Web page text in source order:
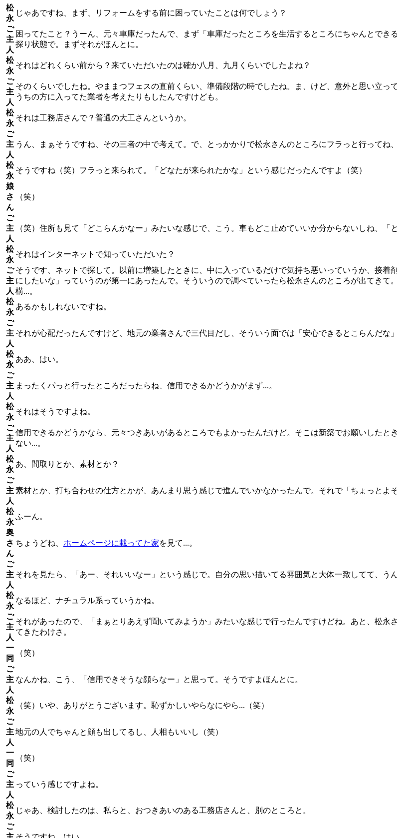
松
永
じゃあですね、まず、リフォームをする前に困っていたことは何でしょう？
ご
主
人
困ってたこと？うーん、元々車庫だったんで、まず「車庫だったところを生活するところにちゃんとで
探り状態で。まずそれがほんとに。
松
永
それはどれくらい前から？来ていただいたのは確か八月、九月くらいでしたよね？
ご
主
人
そのくらいでしたね。やままつフェスの直前くらい、準備段階の時でしたね。ま、けど、意外と思い立
うちの方に入ってた業者を考えたりもしたんですけども。
松
永
それは工務店さんで？普通の大工さんというか。
ご
主
人
うん、まぁそうですね、その三者の中で考えて。で、とっかかりで松永さんのところにフラっと行ってね
松
永
そうですね（笑）フラっと来られて。「どなたが来られたかな」という感じだったんですよ（笑）
娘
さ
ん
（笑）
ご
主
人
（笑）住所も見て「どこらんかなー」みたいな感じで、こう。車もどこ止めていいか分からないしね、「
松
永
それはインターネットで知っていただいた？
ご
主
人
そうです、ネットで探して。以前に増築したときに、中に入っているだけで気持ち悪いっていうか、接
にしたいな」っていうのが第一にあったんで。そういうので調べていったら松永さんのところが出てき
構...。
松
永
あるかもしれないですね。
ご
主
人
それが心配だったんですけど、地元の業者さんで三代目だし、そういう面では「安心できるとこらんだな
松
永
ああ、はい。
ご
主
人
まったくパっと行ったところだったらね、信用できるかどうかがまず...。
松
永
それはそうですよね。
ご
主
人
信用できるかどうかなら、元々つきあいがあるところでもよかったんだけど。そこは新築でお願いした
ない...。
松
永
あ、間取りとか、素材とか？
ご
主
人
素材とか、打ち合わせの仕方とかが、あんまり思う感じで進んでいかなかったんで。それで「ちょっとよ
松
永
ふーん。
奥
さ
ん
ちょうどね、 ホームページに載ってた家を見て...。
ご
主
人
それを見たら、「あー、それいいなー」という感じで。自分の思い描いてる雰囲気と大体一致してて、うん
松
永
なるほど、ナチュラル系っていうかね。
ご
主
人
それがあったので、「まぁとりあえず聞いてみようか」みたいな感じで行ったんですけどね。あと、松永
てきたわけさ。
一
同
（笑）
ご
主
人
なんかね、こう、「信用できそうな顔らなー」と思って。そうですよほんとに。
松
永
（笑）いや、ありがとうございます。恥ずかしいやらなにやら...（笑）
ご
主
人
地元の人でちゃんと顔も出してるし、人相もいいし（笑）
一
同
（笑）
ご
主
人
っていう感じですよね。
松
永
じゃあ、検討したのは、私らと、おつきあいのある工務店さんと、別のところと。
ご